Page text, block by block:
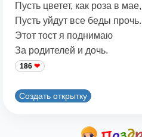
Пусть цветет, как роза в мае,
Пусть уйдут все беды прочь.
Этот тост я поднимаю
За родителей и дочь.
186
Создать открытку